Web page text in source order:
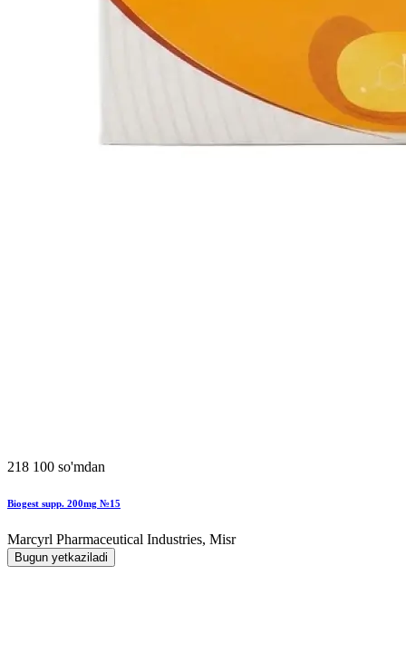
218 100 so'mdan
Biogest supp. 200mg №15
Marcyrl Pharmaceutical Industries, Misr
Bugun yetkaziladi